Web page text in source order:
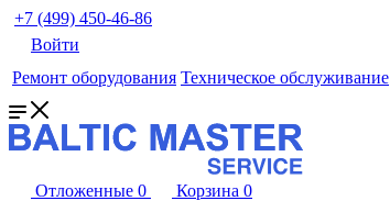
+7 (499) 450-46-86
Войти
Ремонт оборудования Техническое обслуживание
Отложенные 0 Корзина 0